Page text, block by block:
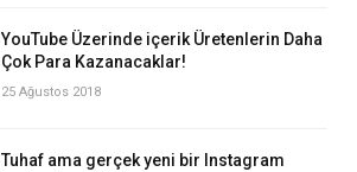
YouTube Üzerinde içerik Üretenlerin Daha
Çok Para Kazanacaklar!
25 Ağustos 2018
Tuhaf ama gerçek yeni bir Instagram